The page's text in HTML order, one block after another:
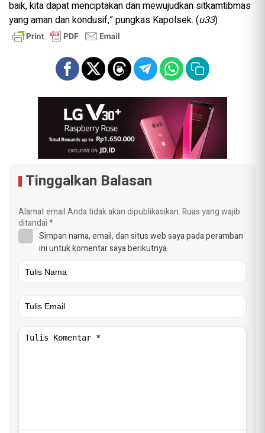
baik, kita dapat menciptakan dan mewujudkan sitkamtibmas
yang aman dan kondusif,” pungkas Kapolsek. (u33)
Tinggalkan Balasan
Alamat email Anda tidak akan dipublikasikan.Ruas yang wajib
ditandai*
Simpan nama, email, dan situs web saya pada peramban
ini untuk komentar saya berikutnya.